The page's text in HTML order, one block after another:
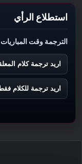
استطلاع الرأي
الترجمة وقت المباريات
اريد ترجمة كلام
اريد ترجمة للكلام